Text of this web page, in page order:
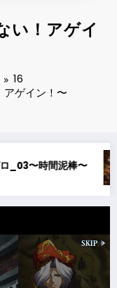
い！アゲイ
16
ゲイン！〜
カオゼロ_02〜オルレア